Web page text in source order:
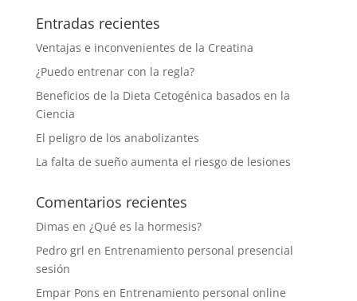
Entradas recientes
Ventajas e inconvenientes de la Creatina
¿Puedo entrenar con la regla?
Beneficios de la Dieta Cetogénica basados en la
Ciencia
El peligro de los anabolizantes
La falta de sueño aumenta el riesgo de lesiones
Comentarios recientes
Dimas en ¿Qué es la hormesis?
Pedro grl en Entrenamiento personal presencial
sesión
Empar Pons en Entrenamiento personal online